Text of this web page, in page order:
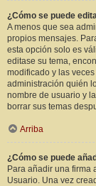
¿Cómo se puede
A menos que sea
propios mensajes.
esta opción solo es
editase su tema,
modificado y las
administración quién
nombre de usuario y
borrar sus temas
Arriba
¿Cómo se puede
Para añadir una firma
Usuario. Una vez